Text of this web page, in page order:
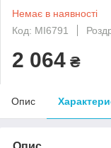
Немає в наявності
Код: MI6791
2 064 ₴
Опис